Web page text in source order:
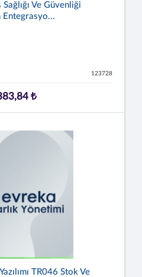
Ve Güvenliği
Entegrasyo...
123728
₺
TR046 Stok Ve